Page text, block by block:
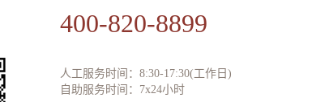
400-820-8899
人工服务时间：8:30-17:30(工作日)
自助服务时间：7x24小时